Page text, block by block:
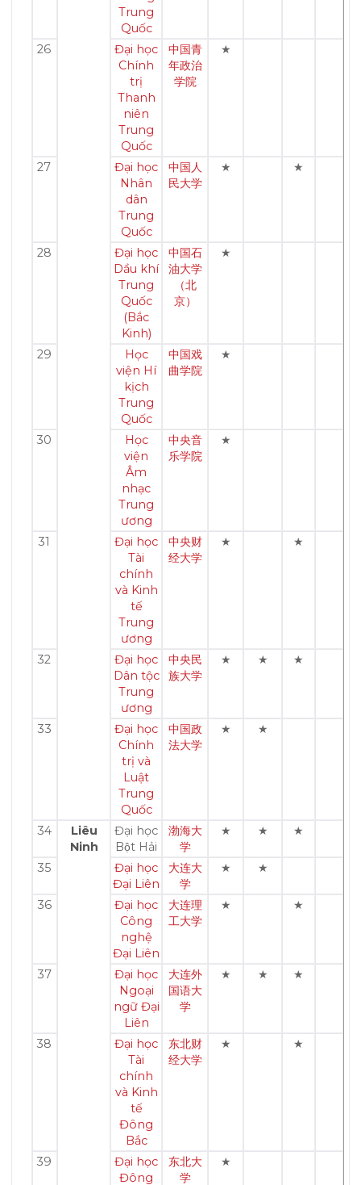
Trung
Quốc
26
Đại học
Chính
trị
Thanh
niên
Trung
Quốc
中国青
年政治
学院
★
27
Đại học
Nhân
dân
Trung
Quốc
中国人
民大学
★ ★
28
Đại học
Dầu khí
Trung
Quốc
(Bắc
Kinh)
中国石
油大学
（北
京）
★
29
Học
viện Hí
kịch
Trung
Quốc
中国戏
曲学院
★
30
Học
viện
Âm
nhạc
Trung
ương
中央音
乐学院
★
31
Đại học
Tài
chính
và Kinh
tế
Trung
ương
中央财
经大学
★ ★
32
Đại học
Dân tộc
Trung
ương
中央民
族大学
★ ★ ★
33
Đại học
Chính
trị và
Luật
Trung
Quốc
中国政
法大学
★ ★
34
Liêu
Ninh
Đại học
Bột Hải
渤海大
学
★ ★ ★
35
Đại học
Đại Liên
大连大
学
★ ★
36
Đại học
Công
nghệ
Đại Liên
大连理
工大学
★ ★
37
Đại học
Ngoại
ngữ Đại
Liên
大连外
国语大
学
★ ★ ★
38
Đại học
Tài
chính
và Kinh
tế
Đông
Bắc
东北财
经大学
★ ★
39
Đại học
Đông
东北大
学
★